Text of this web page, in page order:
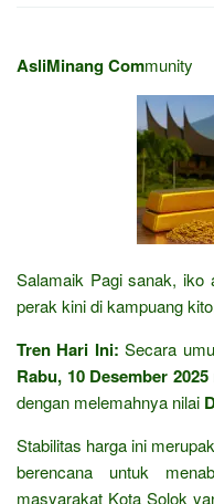
AsliMinang Community
Salamaik Pagi sanak, iko
perak kini di kampuang
Tren Hari Ini: Secara
Rabu, 10 Desember 2025
dengan melemahnya nilai
Stabilitas harga ini
berencana untuk
masyarakat Kota Solok